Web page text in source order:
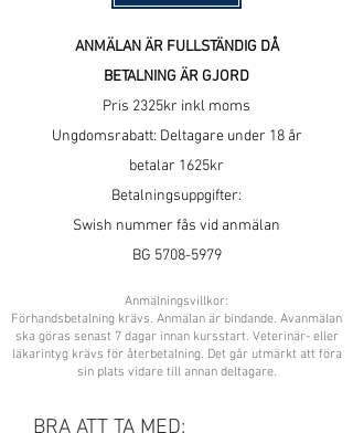
ANMÄLAN ÄR FULLSTÄNDIG DÅ
BETALNING ÄR GJORD
Pris 2325kr inkl moms
Ungdomsrabatt: Deltagare under 18 år
betalar 1625kr
Betalningsuppgifter:
Swish nummer fås vid anmälan
BG 5708-5979
Anmälningsvillkor:
Förhandsbetalning krävs. Anmälan är bindande. Avanmälan
ska göras senast 7 dagar innan kursstart. Veterinär- eller
läkarintyg krävs för återbetalning. Det går utmärkt att föra
sin plats vidare till annan deltagare.